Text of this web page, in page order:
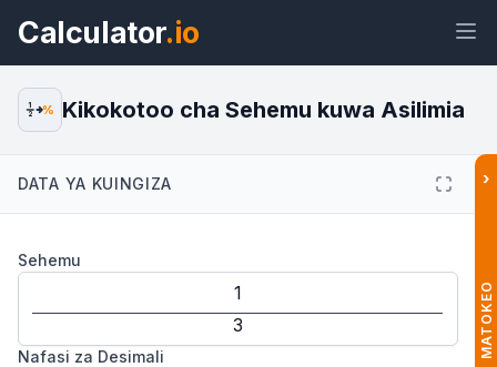
Calculator.io
kuwa Asilimia Wijeti
1
2
% Kikokotoo cha Sehemu kuwa Asilimia
DATA YA KUINGIZA
Sehemu
Nafasi za Desimali
›
MATOKEO